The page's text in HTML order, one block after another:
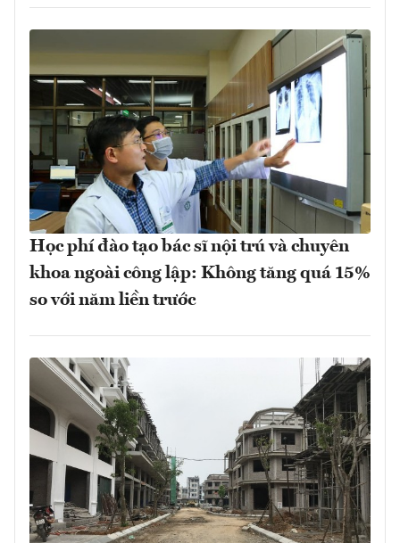
Học phí đào tạo bác sĩ nội trú và chuyên
khoa ngoài công lập: Không tăng quá 15%
so với năm liền trước